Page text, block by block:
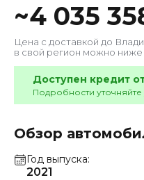
~4 035
Цена с доставкой до
в свой регион можно
Доступен кредит
Подробности
Обзор
Год выпуска
2021